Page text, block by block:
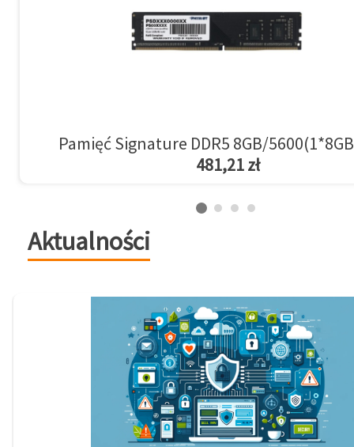
Pamięć Signature DDR5 8GB/
481,21 zł
Aktualności